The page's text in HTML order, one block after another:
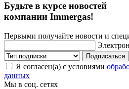
Будьте в курсе новостей
компании Immergas!
Первыми получайте новости и
Подписаться
Я согласен(а) с условиями
данных
Мы в соц. сетях